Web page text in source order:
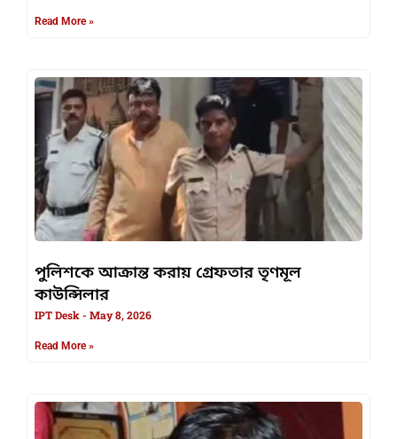
Read More »
পুলিশকে আক্রান্ত করায় গ্রেফতার তৃণমূল
কাউন্সিলার
IPT Desk May 8, 2026
Read More »